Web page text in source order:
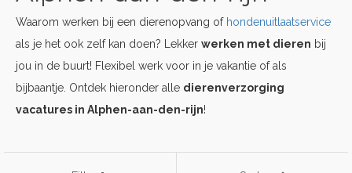
Waarom werken bij een dierenopvang of hondenuitlaatservice
als je het ook zelf kan doen? Lekker werken met dieren bij
jou in de buurt! Flexibel werk voor in je vakantie of als
bijbaantje. Ontdek hieronder alle dierenverzorging
vacatures in Alphen-aan-den-rijn!